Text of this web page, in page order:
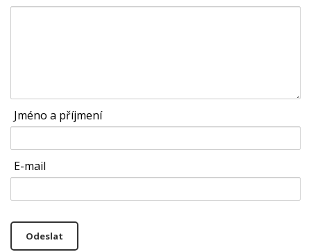
Jméno a příjmení
E-mail
Odeslat